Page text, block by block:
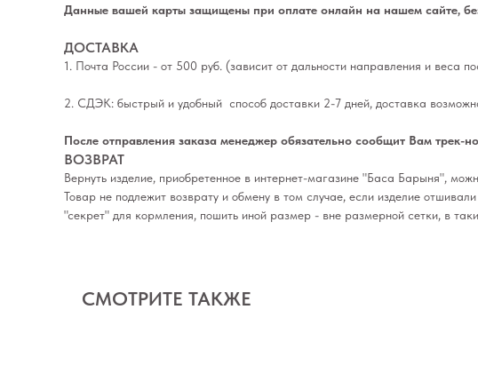
Данные вашей карты защищены при оплате онлайн на нашем сайте,
ДОСТАВКА
1. Почта России - от 500 руб. (зависит от дальности направления и веса
2. СДЭК: быстрый и удобный способ доставки 2-7 дней, доставка
После отправления заказа менеджер обязательно сообщит Вам трек-
ВОЗВРАТ
Вернуть изделие, приобретенное в интернет-магазине "Баса Барыня",
Товар не подлежит возврату и обмену в том случае, если изделие отшивали
"секрет" для кормления, пошить иной размер - вне размерной сетки, в
СМОТРИТЕ ТАКЖЕ